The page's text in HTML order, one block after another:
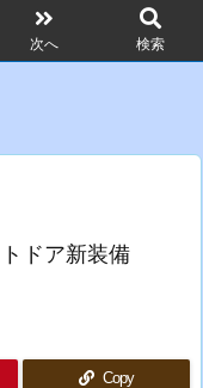
次へ 検索
ドア新装備
Copy